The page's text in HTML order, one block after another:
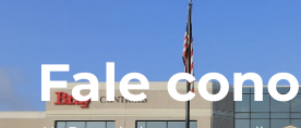
Fale